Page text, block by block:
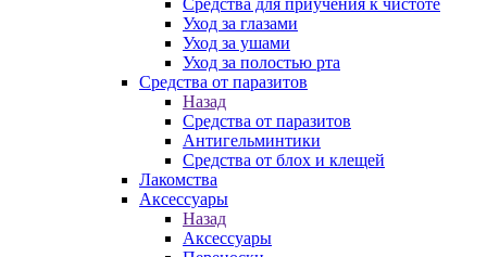
Средства для приучения к чистоте
Уход за глазами
Уход за ушами
Уход за полостью рта
Средства от паразитов
Назад
Средства от паразитов
Антигельминтики
Средства от блох и клещей
Лакомства
Аксессуары
Назад
Аксессуары